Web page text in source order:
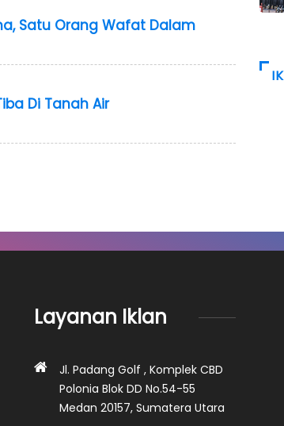
Satu Orang Wafat Dalam
Di Tanah Air
Layanan Iklan
Jl. Padang Golf , Komplek CBD
Polonia Blok DD No.54-55
Medan 20157, Sumatera Utara